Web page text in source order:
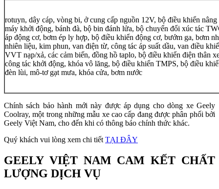
rotuyn, dây cáp, vòng bi, ở cung cấp nguồn 12V, bộ điều khiển
máy khởi động, bánh đà, bộ bin đánh lửa, bộ chuyển đổi xúc tác
áp động cơ, bơm ép ly hợp, bộ điều khiển động cơ, bướm ga, bơm
nhiên liệu, kim phun, van điện từ, công tác áp suất dầu, van điều
VVT nạp/xả, các cảm biến, đồng hồ taplo, bộ điều khiển điện thân
công tác khởi động, khóa vô lăng, bộ điều khiển TMPS, bộ điều
đèn lùi, mô-tơ gạt mưa, khóa cửa, bơm nước
Chính sách bảo hành mới này được áp dụng cho dòng xe Geely
Coolray, một trong những mẫu xe cao cấp đang được phân phối bởi
Geely Việt Nam, cho đến khi có thông báo chính thức khác.
Quý khách vui lòng xem chi tiết TẠI ĐÂY
GEELY VIỆT NAM CAM KẾT CHẤT
LƯỢNG DỊCH VỤ